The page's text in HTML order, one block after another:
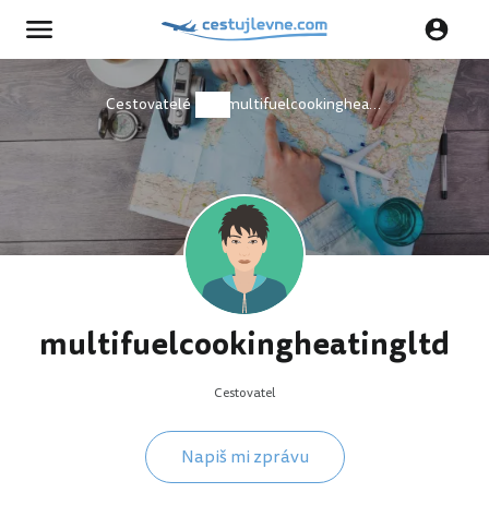
Cestovatelé multifuelcookingheatingltd
multifuelcookingheatingltd
Cestovatel
Napiš mi zprávu